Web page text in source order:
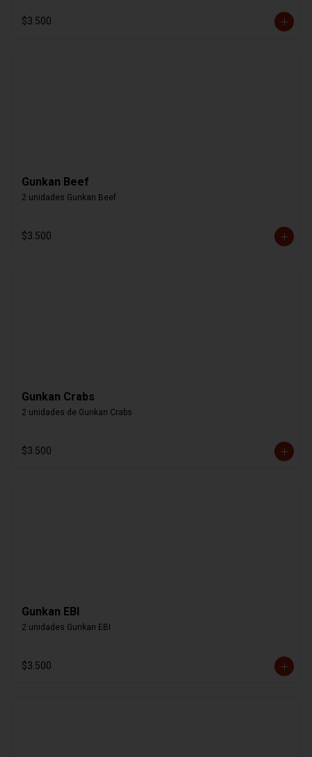
$3.500
Gunkan Beef
2 unidades Gunkan Beef
$3.500
Gunkan Crabs
2 unidades de Gunkan Crabs
$3.500
Gunkan EBI
2 unidades Gunkan EBI
$3.500